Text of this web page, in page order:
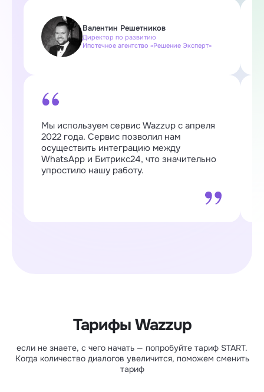
Валентин Решетников
Директор по развитию
Ипотечное агентство «Решение Эксперт»
Мы используем сервис Wazzup с апреля
2022 года. Сервис позволил нам
осуществить интеграцию между
WhatsApp и Битрикс24, что значительно
упростило нашу работу.
Тарифы Wazzup
если не знаете, с чего начать — попробуйте тариф START.
Когда количество диалогов увеличится, поможем сменить
тариф